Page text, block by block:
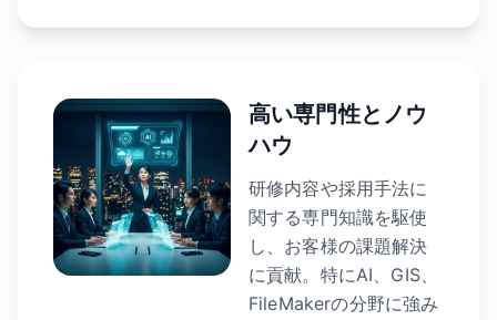
高い専門性とノウ
ハウ
研修内容や採用手法に
関する専門知識を駆使
し、お客様の課題解決
に貢献。特にAI、GIS、
FileMakerの分野に強み